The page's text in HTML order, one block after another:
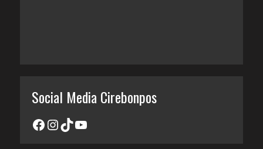
Social Media Cirebonpos